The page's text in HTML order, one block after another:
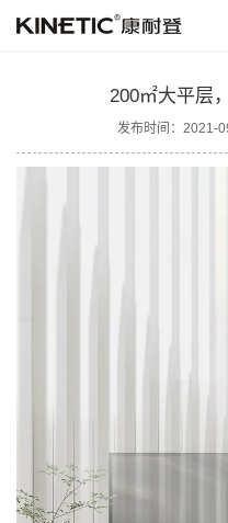
200㎡大平层
发布时间：2021-